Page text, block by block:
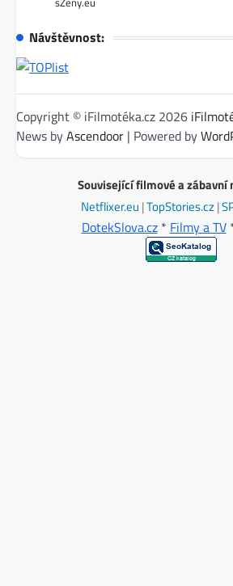
Návštěvnost:
Copyright © iFilmotéka.cz 2026
News byAscendoor | Powered by
Související filmové a zábavní
Netflixer.eu |TopStories.cz|
DotekSlova.cz* Filmy a TV